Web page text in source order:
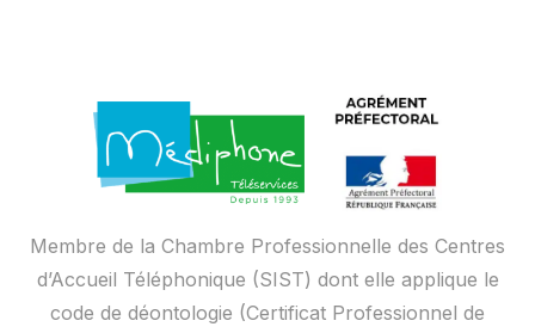
Membre de la Chambre Professionnelle des Centres
d’Accueil Téléphonique (SIST) dont elle applique le
code de déontologie (Certificat Professionnel de